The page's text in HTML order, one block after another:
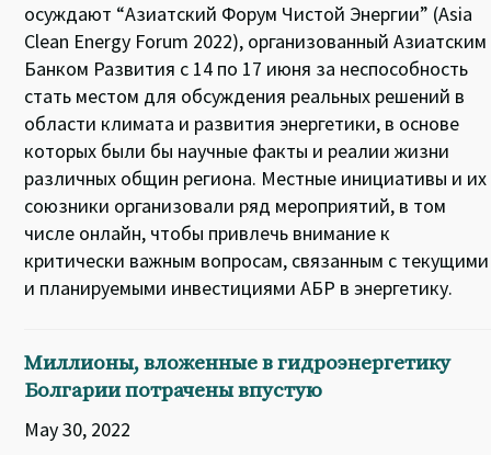
осуждают “Азиатский Форум Чистой Энергии” (Asia
Clean Energy Forum 2022), организованный Азиатским
Банком Развития с 14 по 17 июня за неспособность
стать местом для обсуждения реальных решений в
области климата и развития энергетики, в основе
которых были бы научные факты и реалии жизни
различных общин региона. Местные инициативы и их
союзники организовали ряд мероприятий, в том
числе онлайн, чтобы привлечь внимание к
критически важным вопросам, связанным с текущими
и планируемыми инвестициями АБР в энергетику.
Миллионы, вложенные в гидроэнергетику
Болгарии потрачены впустую
May 30, 2022